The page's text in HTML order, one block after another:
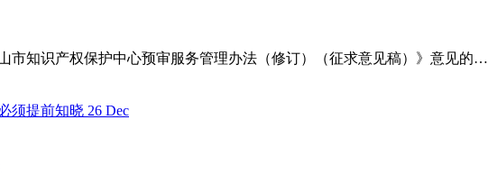
市知识产权保护中心预审服务管理办法（修订）（征求意见稿）》意见的…
26 Dec